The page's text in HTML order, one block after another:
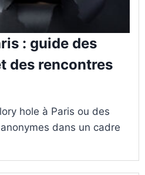
: guide des
des rencontres
hole à Paris ou des
dans un cadre